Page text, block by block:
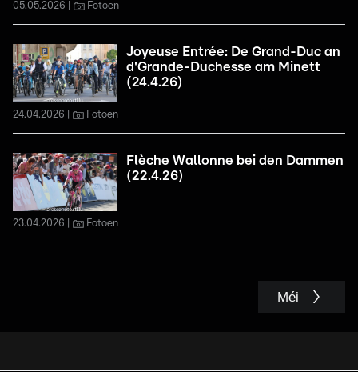
05.05.2026 Fotoen
Joyeuse Entrée: De Grand-Duc an
d'Grande-Duchesse am Minett
(24.4.26)
24.04.2026 Fotoen
Flèche Wallonne bei den Dammen
(22.4.26)
23.04.2026 Fotoen
Méi